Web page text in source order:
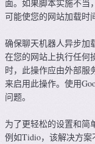
面。如果脚本实施不当
可能使您的网站加载时
确保聊天机器人异步加
在您的网站上执行任何
时，此操作应由外部服
来启用此操作。使用
问题。
为了更轻松的设置和简
例如Tidio，该解决方